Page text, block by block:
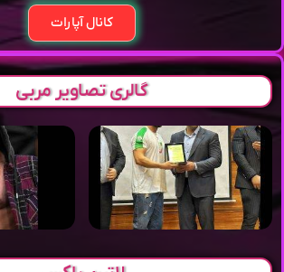
کانال آپارات
گالری تصاویر مربی